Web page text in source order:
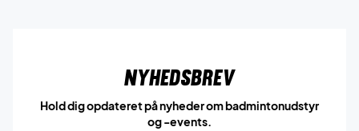
Nyhedsbrev
Hold dig opdateret på nyheder om badmintonudstyr
og -events.